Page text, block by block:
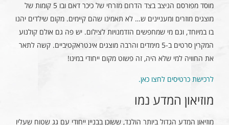
מוסד מפורסם הניצב בצד הדרום מזרחי של כיכר דאם ובו 5 קומות של
מוצגים מוזרים ומעניינים ש… לא תאמינו שהם קיימים. מקום שילדים יהנו
בו במיוחד, וגם מי שמחפשים הזדמנויות לצילום. יש פה גם אולם קולנוע
המקרין סרטים ב-5 מימדים והרבה מוצגים אינטראקטיביים. קשה לתאר
את החוויה למי שלא היה, זה פשוט מקום ייחודי במינו!
לרכישת כרטיסים לחצו כאן.
מוזיאון המדע נמו
מוזיאון המדע הגדול ביותר הולנד, ששוכן בבניין ייחודי עם גג שטוח שעליו